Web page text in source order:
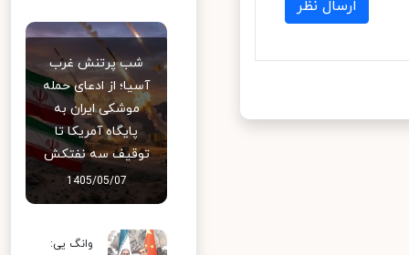
ارسال نظر
شب پرتنش غرب
آسیا؛ از ادعای حمله
موشکی ایران به
پایگاه آمریکا تا
توقیف سه نفتکش
1405/05/07
وانگ یی: